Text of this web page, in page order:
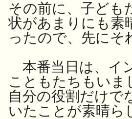
その前に、子ども
状があまりにも素
ったので、先にそ
本番当日は、イ
こともたちもいま
自分の役割だけで
いたことが素晴ら